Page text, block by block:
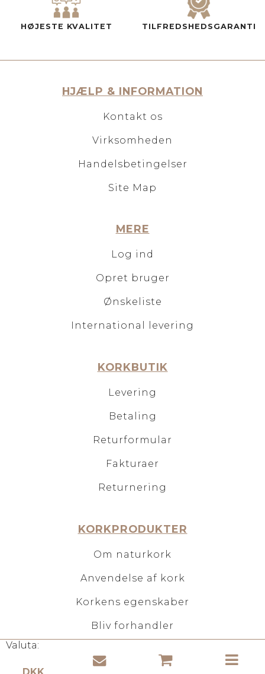
Valuta:
HØJESTE KVALITET TILFREDSHEDSGARANTI
HJÆLP & INFORMATION
Kontakt os
Virksomheden
Handelsbetingelser
Site Map
MERE
Log ind
Opret bruger
Ønskeliste
International levering
KORKBUTIK
Levering
Betaling
Returformular
Fakturaer
Returnering
KORKPRODUKTER
Om naturkork
Anvendelse af kork
Korkens egenskaber
Bliv forhandler